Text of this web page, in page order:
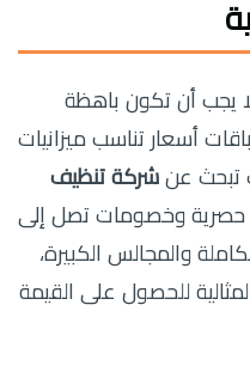
يجب أن تكون باهظة
أسعار تناسب ميزانيات
تبحث عن شركة تنظيف
حصرية وخصومات تصل إلى
والمجالس الكبيرة،
للحصول على القيمة